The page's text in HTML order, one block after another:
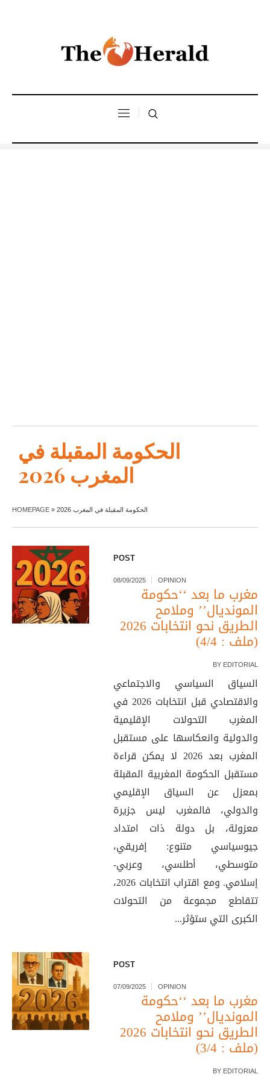
الحكومة المقبلة في
المغرب 2026
HOMEPAGE » الحكومة المقبلة في المغرب 2026
POST
08/09/2025 OPINION
مغرب ما بعد ‘‘حكومة
المونديال’’ وملامح
الطريق نحو انتخابات 2026
(ملف : 4/4)
BY EDITORIAL
السياق السياسي والاجتماعي
والاقتصادي قبل انتخابات 2026 في
المغرب التحولات الإقليمية
والدولية وانعكاسها على مستقبل
المغرب بعد 2026 لا يمكن قراءة
مستقبل الحكومة المغربية المقبلة
بمعزل عن السياق الإقليمي
والدولي، فالمغرب ليس جزيرة
معزولة، بل دولة ذات امتداد
جيوسياسي متنوع: إفريقي،
متوسطي، أطلسي، وعربي-
إسلامي. ومع اقتراب انتخابات 2026،
تتقاطع مجموعة من التحولات
الكبرى التي ستؤثر...
POST
07/09/2025 OPINION
مغرب ما بعد ‘‘حكومة
المونديال’’ وملامح
الطريق نحو انتخابات 2026
(ملف : 3/4)
BY EDITORIAL